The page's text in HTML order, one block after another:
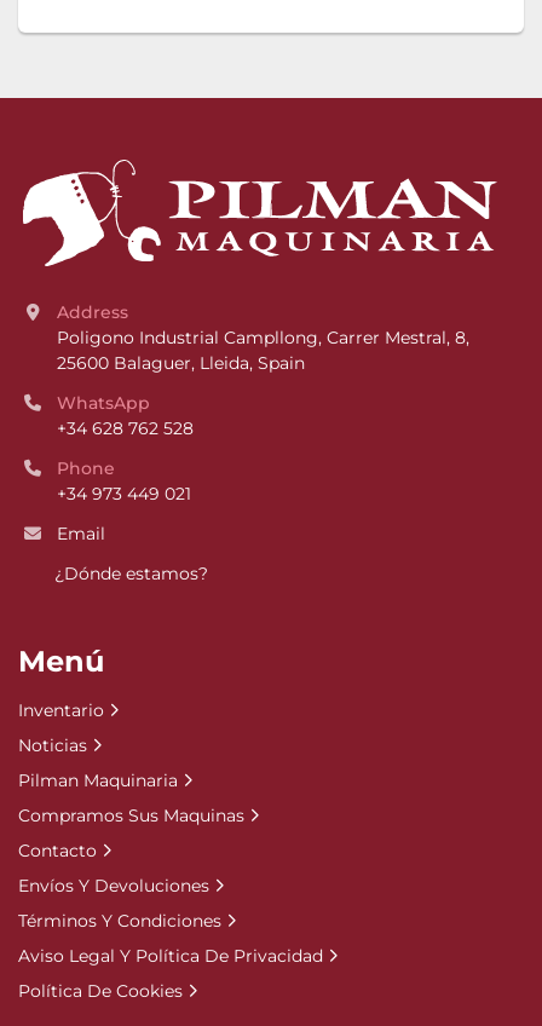
Address
Poligono Industrial Campllong, Carrer Mestral, 8,
25600 Balaguer, Lleida, Spain
WhatsApp
+34 628 762 528
Phone
+34 973 449 021
Email
¿Dónde estamos?
Menú
Inventario
Noticias
Pilman Maquinaria
Compramos Sus Maquinas
Contacto
Envíos Y Devoluciones
Términos Y Condiciones
Aviso Legal Y Política De Privacidad
Política De Cookies